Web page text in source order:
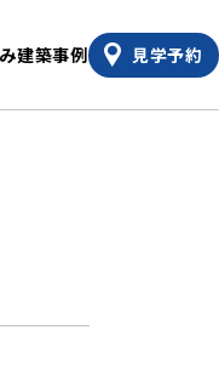
建築事例 見学予約